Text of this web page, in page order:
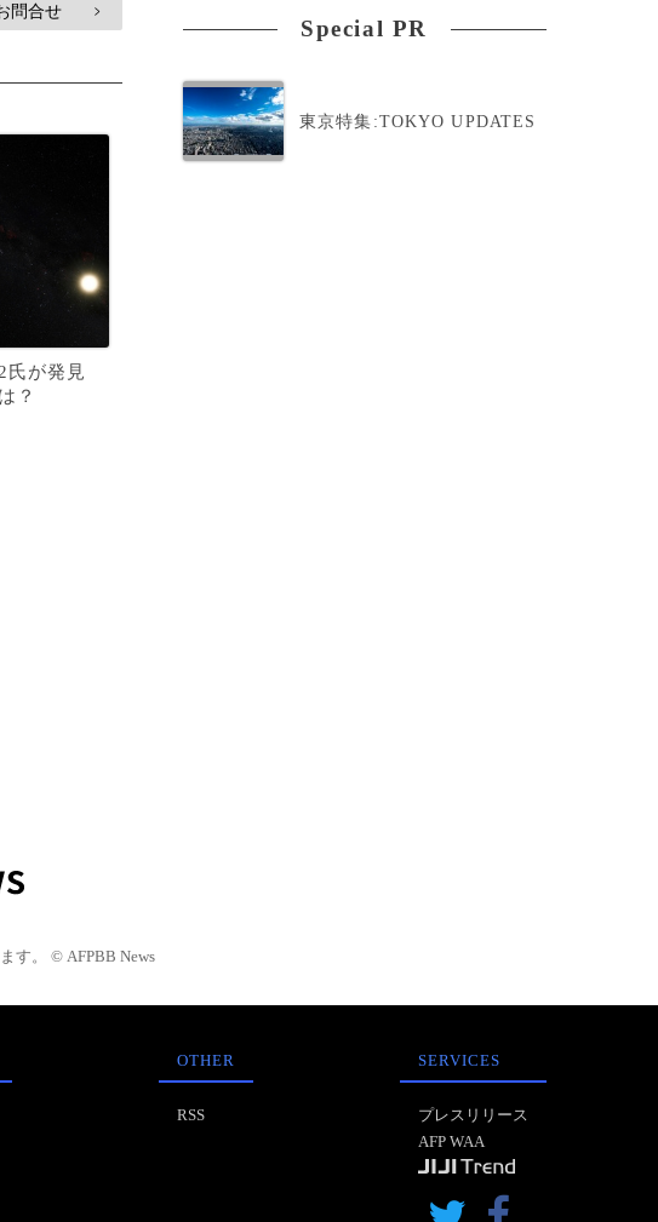
問合せ >
氏が発見
？
Special PR
東京特集:TOKYO UPDATES
す。 © AFPBB News
OTHER
RSS
SERVICES
プレスリリース
AFP WAA